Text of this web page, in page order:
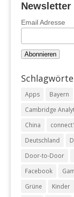
Newsletter
Email Adresse
Apps Bayern
Cambridge
China
Deutschland
Door-to-Door
Facebook
Grüne
Kinder